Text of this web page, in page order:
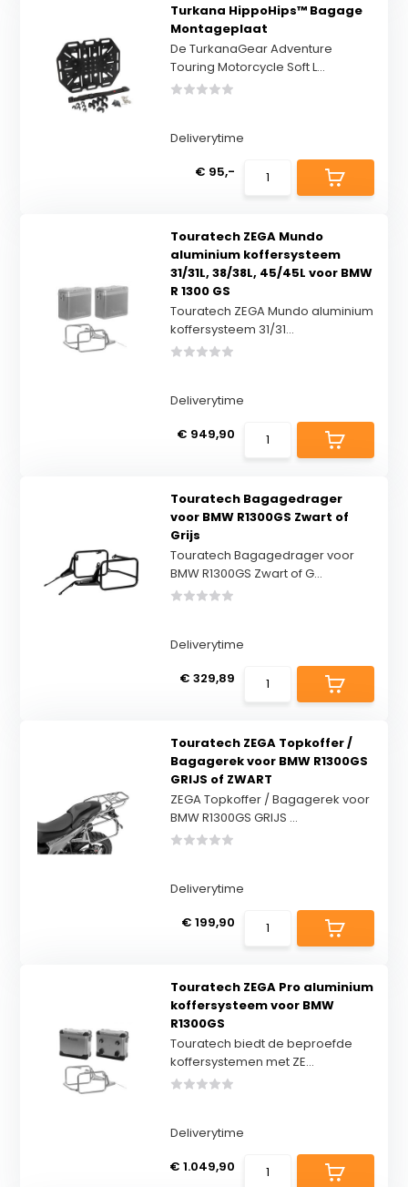
Turkana HippoHips™ Bagage
Montageplaat
De TurkanaGear Adventure
Touring Motorcycle Soft L...
Deliverytime
€ 95,-
Touratech ZEGA Mundo
aluminium koffersysteem
31/31L, 38/38L, 45/45L voor BMW
R 1300 GS
Touratech ZEGA Mundo aluminium
koffersysteem 31/31...
Deliverytime
€ 949,90
Touratech Bagagedrager
voor BMW R1300GS Zwart of
Grijs
Touratech Bagagedrager voor
BMW R1300GS Zwart of G...
Deliverytime
€ 329,89
Touratech ZEGA Topkoffer /
Bagagerek voor BMW R1300GS
GRIJS of ZWART
ZEGA Topkoffer / Bagagerek voor
BMW R1300GS GRIJS ...
Deliverytime
€ 199,90
Touratech ZEGA Pro aluminium
koffersysteem voor BMW
R1300GS
Touratech biedt de beproefde
koffersystemen met ZE...
Deliverytime
€ 1.049,90